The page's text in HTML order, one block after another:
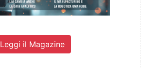
Leggi il Magazine